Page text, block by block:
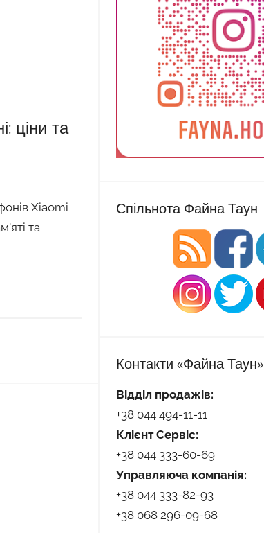
ціни та
Xiaomi
та
Спільнота Файна Таун
Контакти «Файна Таун»
Відділ продажів:
+38 044 494-11-11
Клієнт Сервіс:
+38 044 333-60-69
Управляюча компанія:
+38 044 333-82-93
+38 068 296-09-68